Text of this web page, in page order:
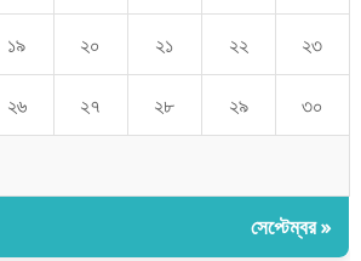
১৯ ২০ ২১ ২২ ২৩
২৬ ২৭ ২৮ ২৯ ৩০
সেপ্টেম্বর »